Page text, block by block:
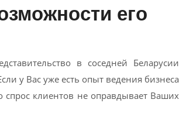
его
в соседней Беларусии
у Вас уже есть опыт ведения бизнеса
спрос клиентов не оправдывает Ваших